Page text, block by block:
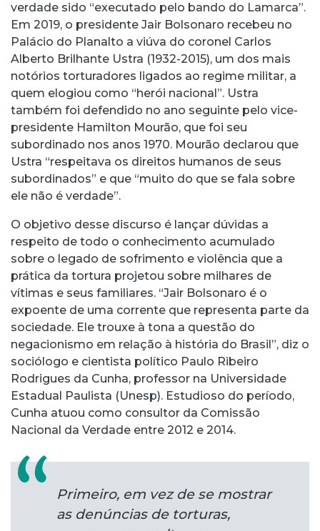
verdade sido “executado pelo bando do Lamarca”.
Em 2019, o presidente Jair Bolsonaro recebeu no
Palácio do Planalto a viúva do coronel Carlos
Alberto Brilhante Ustra (1932-2015), um dos mais
notórios torturadores ligados ao regime militar, a
quem elogiou como “herói nacional”. Ustra
também foi defendido no ano seguinte pelo vice-
presidente Hamilton Mourão, que foi seu
subordinado nos anos 1970. Mourão declarou que
Ustra “respeitava os direitos humanos de seus
subordinados” e que “muito do que se fala sobre
ele não é verdade”.
O objetivo desse discurso é lançar dúvidas a
respeito de todo o conhecimento acumulado
sobre o legado de sofrimento e violência que a
prática da tortura projetou sobre milhares de
vítimas e seus familiares. “Jair Bolsonaro é o
expoente de uma corrente que representa parte da
sociedade. Ele trouxe à tona a questão do
negacionismo em relação à história do Brasil”, diz o
sociólogo e cientista político Paulo Ribeiro
Rodrigues da Cunha, professor na Universidade
Estadual Paulista (Unesp). Estudioso do período,
Cunha atuou como consultor da Comissão
Nacional da Verdade entre 2012 e 2014.
Primeiro, em vez de se mostrar
as denúncias de torturas,